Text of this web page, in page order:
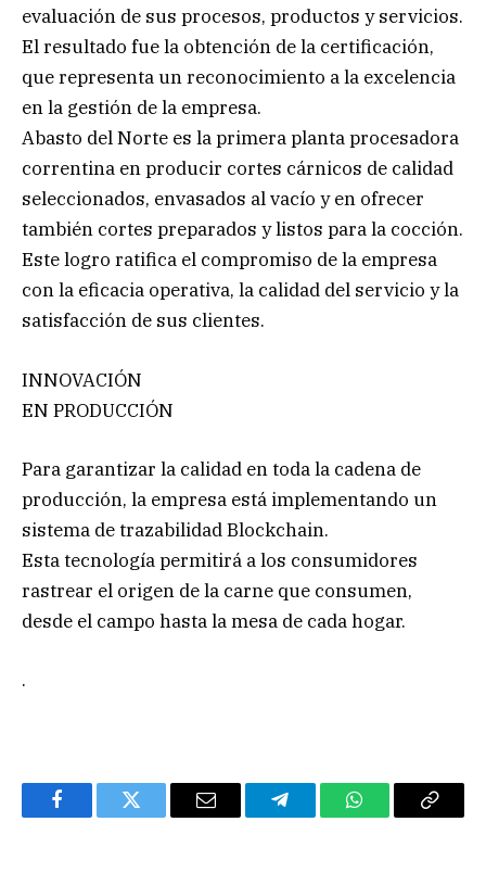
evaluación de sus procesos, productos y servicios.
El resultado fue la obtención de la certificación,
que representa un reconocimiento a la excelencia
en la gestión de la empresa.
Abasto del Norte es la primera planta procesadora
correntina en producir cortes cárnicos de calidad
seleccionados, envasados al vacío y en ofrecer
también cortes preparados y listos para la cocción.
Este logro ratifica el compromiso de la empresa
con la eficacia operativa, la calidad del servicio y la
satisfacción de sus clientes.
INNOVACIÓN
EN PRODUCCIÓN
Para garantizar la calidad en toda la cadena de
producción, la empresa está implementando un
sistema de trazabilidad Blockchain.
Esta tecnología permitirá a los consumidores
rastrear el origen de la carne que consumen,
desde el campo hasta la mesa de cada hogar.
.
FacebookTwitter Email TelegramWhatsAppCopy